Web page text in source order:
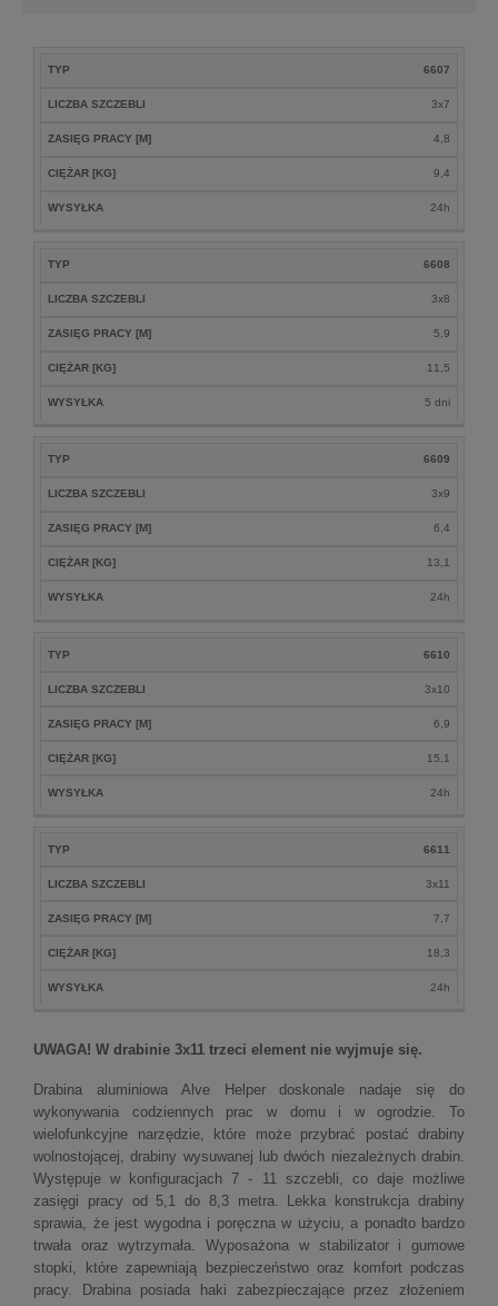
TYP 6607
LICZBA SZCZEBLI 3x7
ZASIĘG PRACY [M] 4,8
CIĘŻAR [KG] 9,4
WYSYŁKA 24h
TYP 6608
LICZBA SZCZEBLI 3x8
ZASIĘG PRACY [M] 5,9
CIĘŻAR [KG] 11,5
WYSYŁKA 5 dni
TYP 6609
LICZBA SZCZEBLI 3x9
ZASIĘG PRACY [M] 6,4
CIĘŻAR [KG] 13,1
WYSYŁKA 24h
TYP 6610
LICZBA SZCZEBLI 3x10
ZASIĘG PRACY [M] 6,9
CIĘŻAR [KG] 15,1
WYSYŁKA 24h
TYP 6611
LICZBA SZCZEBLI 3x11
ZASIĘG PRACY [M] 7,7
CIĘŻAR [KG] 18,3
WYSYŁKA 24h
UWAGA! W drabinie 3x11 trzeci element nie wyjmuje się.
Drabina aluminiowa Alve Helper doskonale nadaje się do
wykonywania codziennych prac w domu i w ogrodzie. To
wielofunkcyjne narzędzie, które może przybrać postać drabiny
wolnostojącej, drabiny wysuwanej lub dwóch niezależnych drabin.
Występuje w konfiguracjach 7 - 11 szczebli, co daje możliwe
zasięgi pracy od 5,1 do 8,3 metra. Lekka konstrukcja drabiny
sprawia, że jest wygodna i poręczna w użyciu, a ponadto bardzo
trwała oraz wytrzymała. Wyposażona w stabilizator i gumowe
stopki, które zapewniają bezpieczeństwo oraz komfort podczas
pracy. Drabina posiada haki zabezpieczające przez złożeniem